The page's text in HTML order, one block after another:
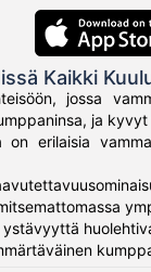
Kaikki
jossa
ja
erilaisia